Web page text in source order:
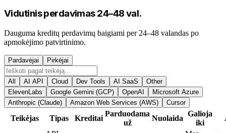
Vidutinis perdavimas 24–48 val.
Dauguma kreditų perdavimų baigiami per 24–48 valandas po
apmokėjimo patvirtinimo.
Pardavėjai Pirkėjai
All AI API Cloud Dev Tools AI SaaS
Other
ElevenLabs
Google Gemini (GCP) OpenAI
Microsoft Azure
Anthropic (Claude)
Amazon Web Services (AWS) Cursor
Teikėjas Tipas Kreditai
Parduodama
už
Nuolaida
Galioja
iki